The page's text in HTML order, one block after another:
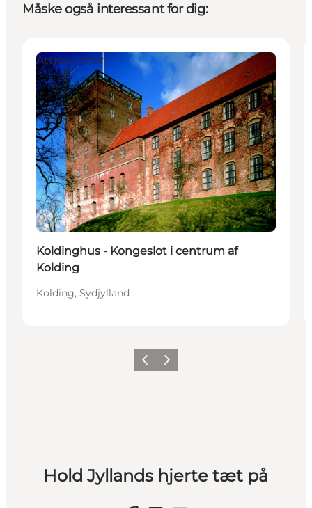
Måske også interessant for dig:
Attraktioner
Koldinghus - Kongeslot i centrum af
Kolding
Kolding, Sydjylland
Forrige billede
Næste billede
Hold Jyllands hjerte tæt på